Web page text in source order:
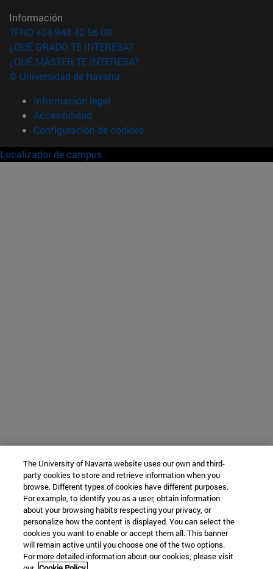
Información
TFNO +34 948 42 56 00
¿QUÉ GRADO TE INTERESA?
¿QUÉ MÁSTER TE INTERESA?
© Universidad de Navarra
Información legal
Accesibilidad
Configuración de cookies
Localizador de campus
The University of Navarra website uses our own and third-
party cookies to store and retrieve information when you
browse. Different types of cookies have different purposes.
For example, to identify you as a user, obtain information
about your browsing habits respecting your privacy, or
personalize how the content is displayed. You can select the
cookies you want to enable or accept them all. This banner
will remain active until you choose one of the two options.
For more detailed information about our cookies, please visit